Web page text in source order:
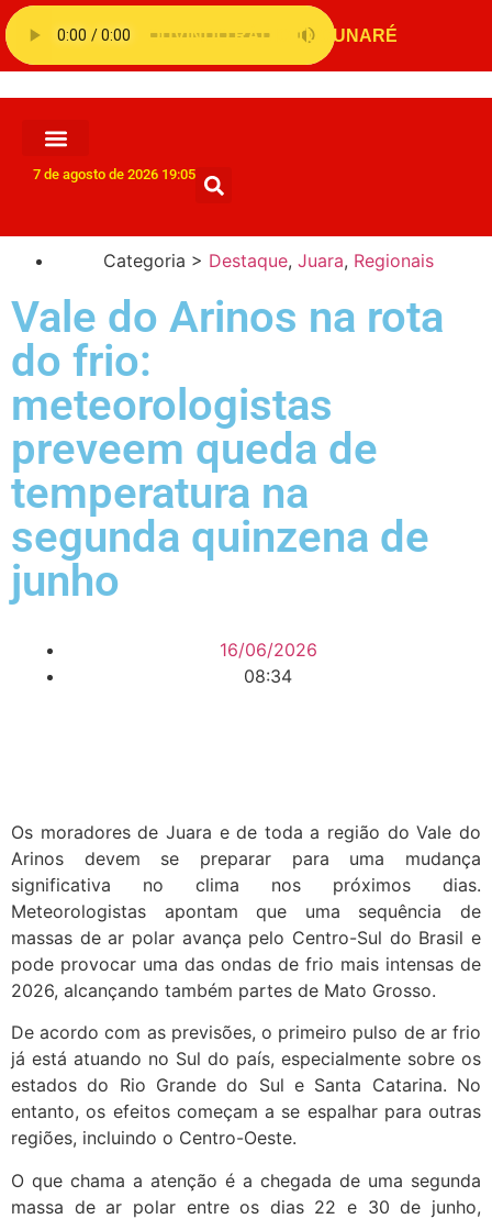
7 de agosto de 2026 19:05
Categoria > Destaque, Juara, Regionais
Vale do Arinos na rota
do frio:
meteorologistas
preveem queda de
temperatura na
segunda quinzena de
junho
16/06/2026
08:34
Os moradores de Juara e de toda a região do Vale do
Arinos devem se preparar para uma mudança
significativa no clima nos próximos dias.
Meteorologistas apontam que uma sequência de
massas de ar polar avança pelo Centro-Sul do Brasil e
pode provocar uma das ondas de frio mais intensas de
2026, alcançando também partes de Mato Grosso.
De acordo com as previsões, o primeiro pulso de ar frio
já está atuando no Sul do país, especialmente sobre os
estados do Rio Grande do Sul e Santa Catarina. No
entanto, os efeitos começam a se espalhar para outras
regiões, incluindo o Centro-Oeste.
O que chama a atenção é a chegada de uma segunda
massa de ar polar entre os dias 22 e 30 de junho,